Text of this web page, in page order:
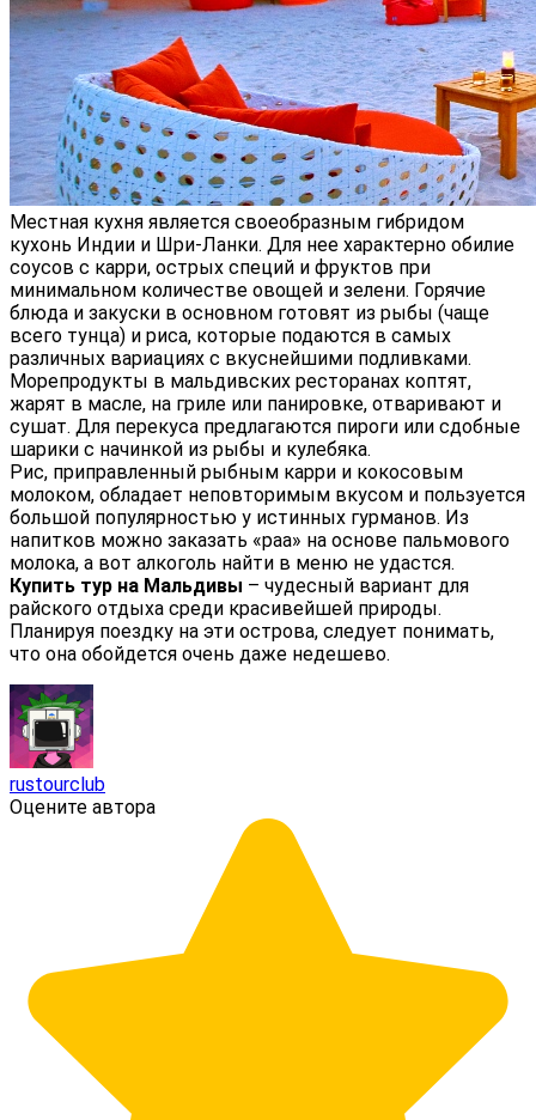
Местная кухня является своеобразным гибридом
кухонь Индии и Шри-Ланки. Для нее характерно обилие
соусов с карри, острых специй и фруктов при
минимальном количестве овощей и зелени. Горячие
блюда и закуски в основном готовят из рыбы (чаще
всего тунца) и риса, которые подаются в самых
различных вариациях с вкуснейшими подливками.
Морепродукты в мальдивских ресторанах коптят,
жарят в масле, на гриле или панировке, отваривают и
сушат. Для перекуса предлагаются пироги или сдобные
шарики с начинкой из рыбы и кулебяка.
Рис, приправленный рыбным карри и кокосовым
молоком, обладает неповторимым вкусом и пользуется
большой популярностью у истинных гурманов. Из
напитков можно заказать «раа» на основе пальмового
молока, а вот алкоголь найти в меню не удастся.
Купить тур на Мальдивы – чудесный вариант для
райского отдыха среди красивейшей природы.
Планируя поездку на эти острова, следует понимать,
что она обойдется очень даже недешево.
rustourclub
Оцените автора